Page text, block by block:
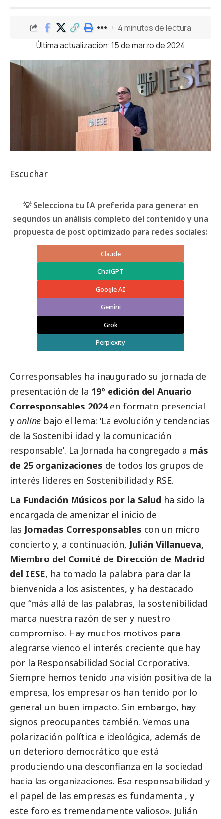
Última actualización: 15 de marzo de 2024
4 minutos de lectura
Escuchar
💡 Selecciona tu IA preferida para generar en
segundos un análisis completo del contenido y una
propuesta de post optimizado para redes sociales:
Claude
ChatGPT
Google AI
Gemini
Grok
Perplexity
Corresponsables ha inaugurado su jornada de
presentación de la 19º edición del Anuario
Corresponsables 2024en formato presencial
y online bajo el lema: ‘La evolución y tendencias
de la Sostenibilidad y la comunicación
responsable’. La Jornada ha congregado a más
de 25 organizaciones de todos los grupos de
interés líderes en Sostenibilidad y RSE.
La Fundación Músicos por la Salud ha sido la
encargada de amenizar el inicio de
las Jornadas Corresponsables con un micro
concierto y, a continuación, Julián Villanueva,
Miembro del Comité de Dirección de Madrid
del IESE, ha tomado la palabra para dar la
bienvenida a los asistentes, y ha destacado
que “más allá de las palabras, la sostenibilidad
marca nuestra razón de ser y nuestro
compromiso. Hay muchos motivos para
alegrarse viendo el interés creciente que hay
por la Responsabilidad Social Corporativa.
Siempre hemos tenido una visión positiva de la
empresa, los empresarios han tenido por lo
general un buen impacto. Sin embargo, hay
signos preocupantes también. Vemos una
polarización política e ideológica, además de
un deterioro democrático que está
produciendo una desconfianza en la sociedad
hacia las organizaciones. Esa responsabilidad y
el papel de las empresas es fundamental, y
este foro es tremendamente valioso». Julián